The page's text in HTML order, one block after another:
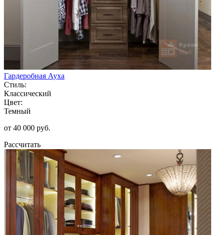
Гардеробная Ауха
Стиль:
Классический
Цвет:
Темный
от 40 000 руб.
Рассчитать